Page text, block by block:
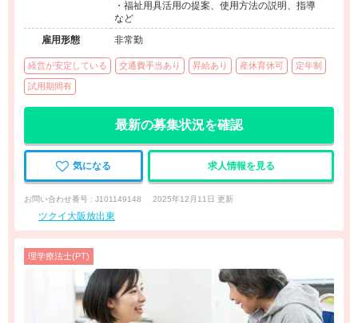
・福祉用具活用の提案、使用方法の説明、指導
など
雇用形態
非常勤
経営が安定している 交通費手当あり 昇給あり 産休育休可 定年制
試用期間有
最新の募集状況を確認
気になる 求人情報を見る
お問い合わせ番号 : J101149148 2025年12月11日 更新
ツクイ大阪放出東
理学療法士(PT)